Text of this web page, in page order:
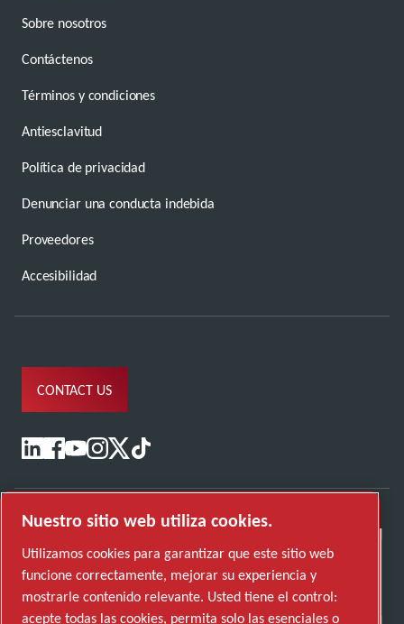
Sobre nosotros
Contáctenos
Términos y condiciones
Antiesclavitud
Política de privacidad
Denunciar una conducta indebida
Proveedores
Accesibilidad
CONTACT US
Nuestro sitio web utiliza cookies.
Utilizamos cookies para garantizar que este sitio web
funcione correctamente, mejorar su experiencia y
mostrarle contenido relevante. Usted tiene el control:
acepte todas las cookies, permita solo las esenciales o